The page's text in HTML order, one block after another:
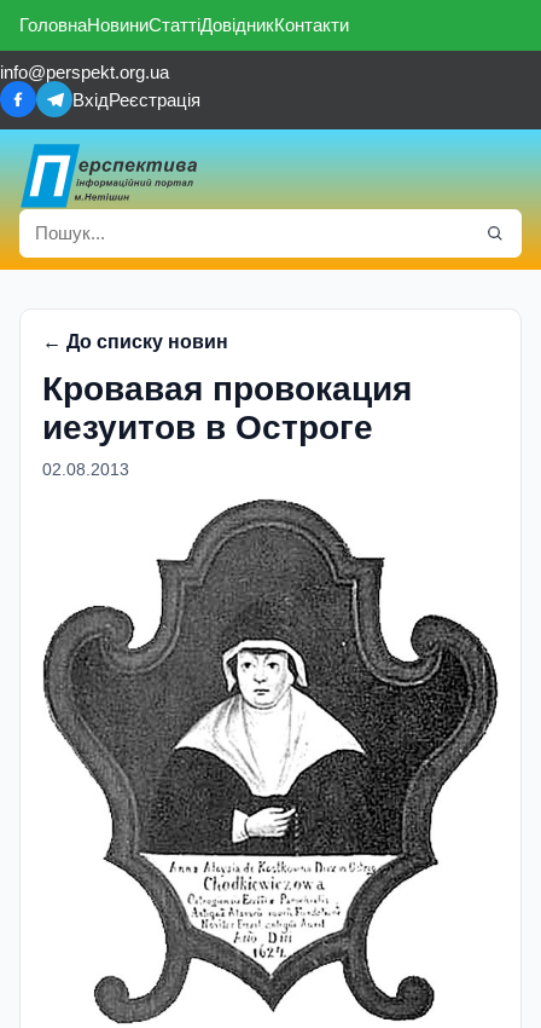
ГоловнаНовиниСтаттіДовідникКонтакти
info@perspekt.org.ua
ВхідРеєстрація
← До списку новин
Кровавая провокация
иезуитов в Остроге
02.08.2013